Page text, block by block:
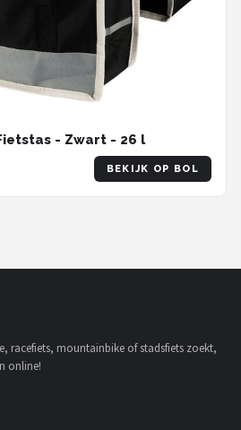
- Zwart - 26 l
BEKIJK OP BOL
racefiets, mountainbike of stadsfiets zoekt,
online!